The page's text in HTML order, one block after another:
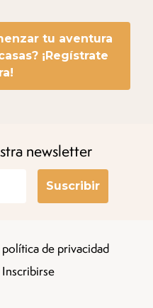
tu aventura
¡Regístrate
newsletter
Suscribir
política de privacidad
Inscribirse